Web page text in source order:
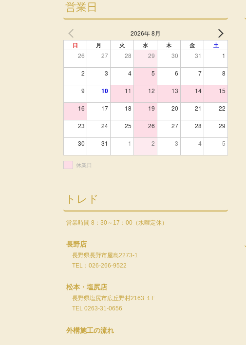
営業日
2026年 8月
日 月 火 水 木 金 土
26 27 28 29 30 31 1
2 3 4 5 6 7 8
9 10 11 12 13 14 15
16 17 18 19 20 21 22
23 24 25 26 27 28 29
30 31 1 2 3 4 5
休業日
トレド
営業時間 8：30～17：00（水曜定休）
長野店
長野県長野市屋島2273-1
TEL：026-266-9522
松本・塩尻店
長野県塩尻市広丘野村2163 １F
TEL 0263-31-0656
外構施工の流れ